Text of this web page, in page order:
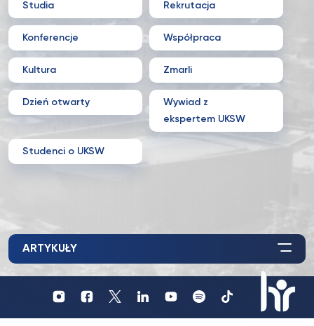
Studia Rekrutacja
Konferencje Współpraca
Kultura Zmarli
Dzień otwarty
Wywiad z
ekspertem UKSW
Studenci o UKSW
Profil
UKSW
Profil
UKSW
Profil
Profil
UKSW
YouTube
UKSW
UKSW
TikTok
ARTYKUŁY